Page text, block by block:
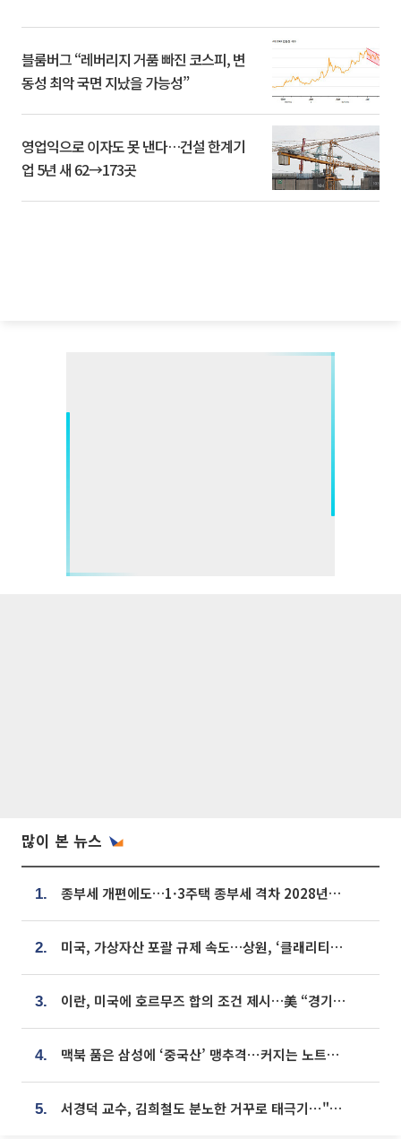
블룸버그 “레버리지 거품 빠진 코스피, 변
동성 최악 국면 지났을 가능성”
영업익으로 이자도 못 낸다…건설 한계기
업 5년 새 62→173곳
많이 본 뉴스
1. 종부세 개편에도…1·3주택 종부세 격차 2028년부터 확대
2. 미국, 가상자산 포괄 규제 속도…상원, ‘클래리티법’ 9월 절차투표 추진
3. 이란, 미국에 호르무즈 합의 조건 제시…美 “경기 아직 안 끝나” [종합]
4. 맥북 품은 삼성에 ‘중국산’ 맹추격⋯커지는 노트북 OLED 시장
5. 서경덕 교수, 김희철도 분노한 거꾸로 태극기⋯"엉터리는 아냐, 아쉬울 뿐"